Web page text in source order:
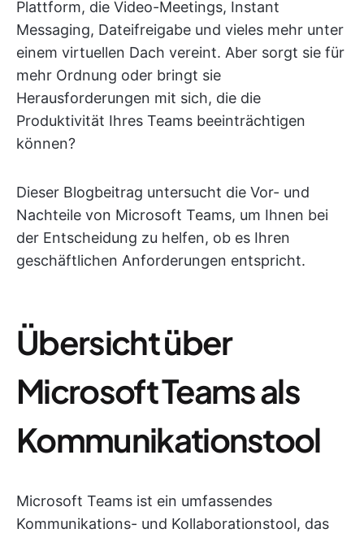
Plattform, die Video-Meetings, Instant
Messaging, Dateifreigabe und vieles mehr unter
einem virtuellen Dach vereint. Aber sorgt sie für
mehr Ordnung oder bringt sie
Herausforderungen mit sich, die die
Produktivität Ihres Teams beeinträchtigen
können?
Dieser Blogbeitrag untersucht die Vor- und
Nachteile von Microsoft Teams, um Ihnen bei
der Entscheidung zu helfen, ob es Ihren
geschäftlichen Anforderungen entspricht.
Übersicht über
Microsoft Teams als
Kommunikationstool
Microsoft Teams ist ein umfassendes
Kommunikations- und Kollaborationstool, das